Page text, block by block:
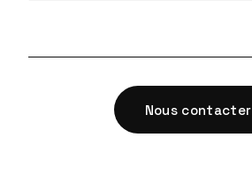
Nous contacter